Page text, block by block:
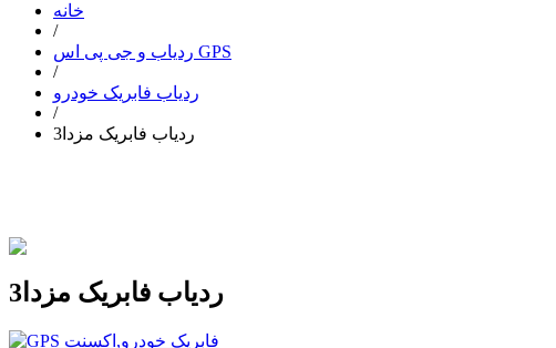
خانه
/
ردیاب و جی پی اس GPS
/
ردیاب فابریک خودرو
/
ردیاب فابریک مزدا3
ردیاب فابریک مزدا3